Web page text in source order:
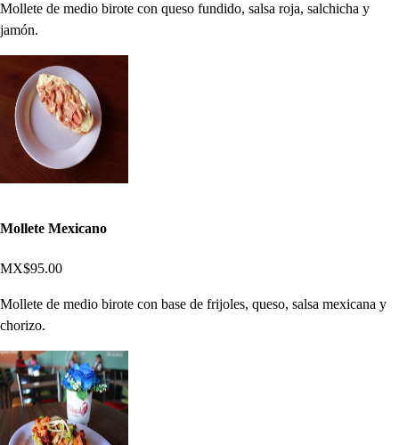
Mollete de medio birote con queso fundido, salsa roja, salchicha y
jamón.
Mollete Mexicano
MX$95.00
Mollete de medio birote con base de frijoles, queso, salsa mexicana y
chorizo.